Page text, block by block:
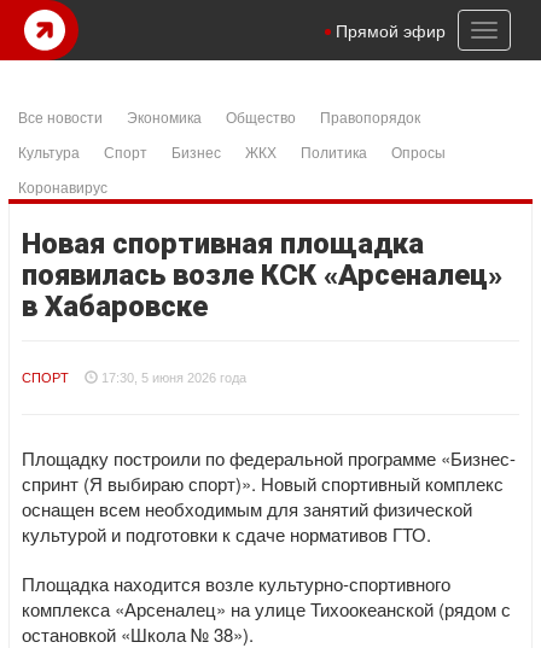
Toggle
Прямой эфир
Все новости Экономика Общество
Правопорядок
Культура
Спорт Бизнес ЖКХ Политика
Опросы
Коронавирус
Новая спортивная площадка
появилась возле КСК «Арсеналец»
в Хабаровске
СПОРТ 17:30, 5 июня 2026 года
Площадку построили по федеральной программе «Бизнес-
спринт (Я выбираю спорт)». Новый спортивный комплекс
оснащен всем необходимым для занятий физической
культурой и подготовки к сдаче нормативов ГТО.
Площадка находится возле культурно-спортивного
комплекса «Арсеналец» на улице Тихоокеанской (рядом с
остановкой «Школа № 38»).